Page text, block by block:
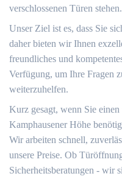
verschlossenen Türen stehen.
Unser Ziel ist es, dass Sie
daher bieten wir Ihnen
freundliches und
Verfügung, um Ihre Fragen
weiterzuhelfen.
Kurz gesagt, wenn Sie
Kamphausener Höhe
Wir arbeiten schnell,
unsere Preise. Ob
Sicherheitsberatungen - wir